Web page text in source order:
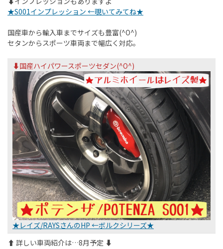
★S001インプレッション ←覗いてみてね★
国産車から輸入車までサイズも豊富(^O^)
セタンからスポーツ車両まで幅広く対応。
⬇︎国産ハイパワースポーツセダン(^O^)
★レイズ/RAYSさんのHP ←ボルクシリーズ★
⬆︎ 詳しい車両紹介は…8月予定 ⬇︎